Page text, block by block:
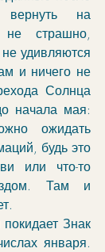
на
страшно,
не удивляются
и ничего не
Солнца
начала мая:
ожидать
будь это
или что-то
Там и
Знак
января.